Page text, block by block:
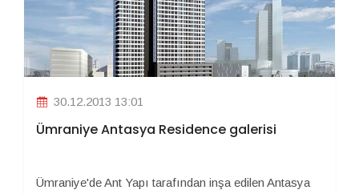
30.12.2013 13:01
Ümraniye Antasya Residence galerisi
Ümraniye'de Ant Yapı tarafından inşa edilen Antasya